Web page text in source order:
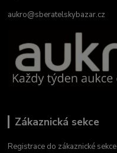
aukro@sberatelskybazar.cz
Zákaznická sekce
Registrace do zákaznické sekce